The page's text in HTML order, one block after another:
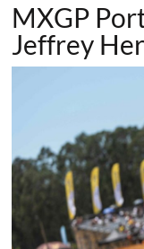
MXGP
Jeffrey